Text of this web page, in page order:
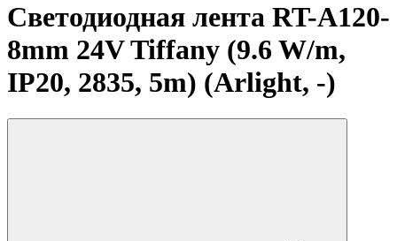
Светодиодная лента RT-A120-
8mm 24V Tiffany (9.6 W/m,
IP20, 2835, 5m) (Arlight, -)